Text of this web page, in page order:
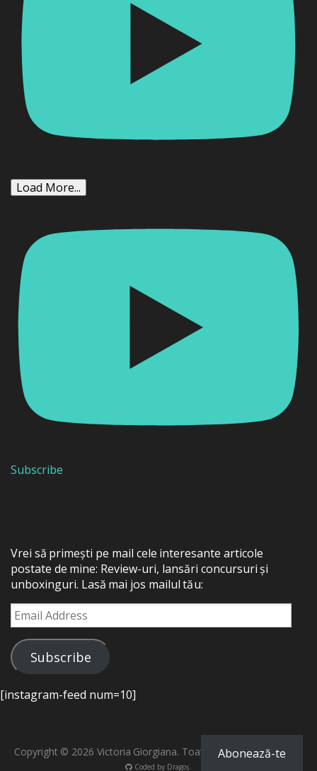
Load More...
Subscribe
Vrei să primești pe mail cele interesante articole
postate de mine: Review-uri, lansări concursuri și
unboxinguri. Lasă mai jos mailul tău:
Email
Address
Subscribe
[instagram-feed num=10]
Copyright © 2026 Victoria Giorgiana. Toate drepturile rezervate.
Coded by Dragoș.
Abonează-te